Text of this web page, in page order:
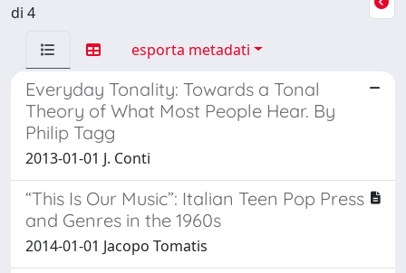
di 4
esporta metadati
Everyday Tonality: Towards a Tonal
Theory of What Most People Hear. By
Philip Tagg
2013-01-01 J. Conti
“This Is Our Music”: Italian Teen Pop Press
and Genres in the 1960s
2014-01-01 Jacopo Tomatis